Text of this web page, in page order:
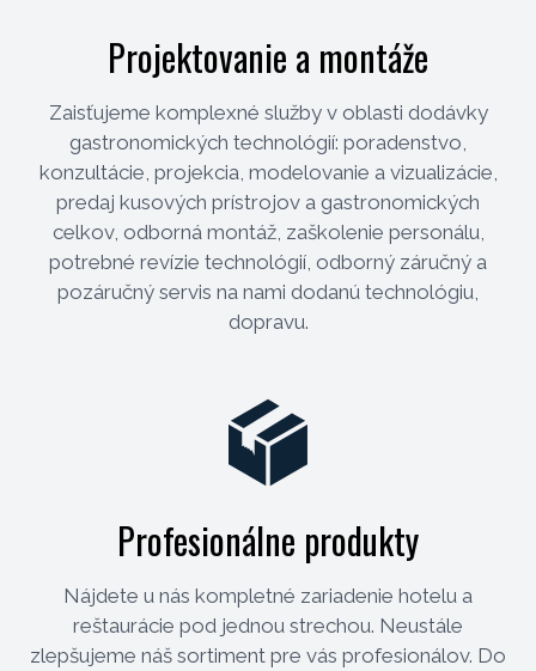
Projektovanie a montáže
Zaisťujeme komplexné služby v oblasti dodávky
gastronomických technológií: poradenstvo,
konzultácie, projekcia, modelovanie a vizualizácie,
predaj kusových prístrojov a gastronomických
celkov, odborná montáž, zaškolenie personálu,
potrebné revízie technológií, odborný záručný a
pozáručný servis na nami dodanú technológiu,
dopravu.
Profesionálne produkty
Nájdete u nás kompletné zariadenie hotelu a
reštaurácie pod jednou strechou. Neustále
zlepšujeme náš sortiment pre vás profesionálov. Do